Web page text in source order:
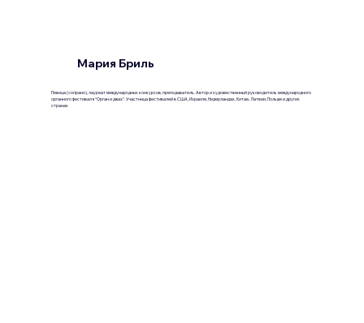
Певица (сопрано), лауреат международных конкурсов, преподаватель. Автор и художественный руководитель международного
органного фестиваля “Орган и джаз”. Участница фестивалей в США, Израиле, Нидерландах, Китае, Латвии, Польше и других
странах
Мария Бриль